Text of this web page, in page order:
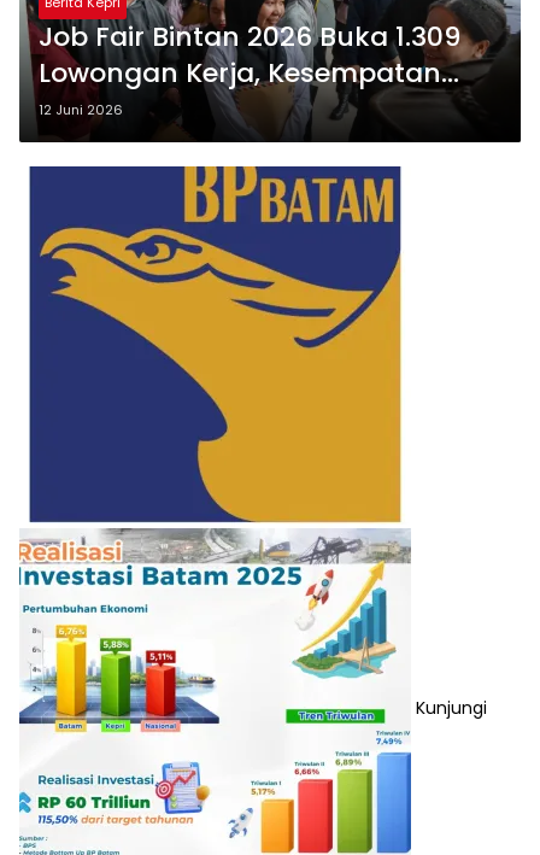
Job Fair Bintan 2026 Buka 1.309
Lowongan Kerja, Kesempatan
Emas bagi Pencari Kerja Lokal
12 Juni 2026
Kunjungi